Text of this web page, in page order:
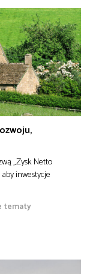
„Zysk Netto
inwestycje
tematy